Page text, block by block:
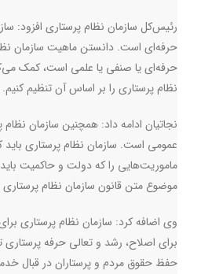
رئیس‌کل سازمان نظام پرستاری افزود:
حرفه‌ای است. دانستن ماهیت سازمان
حرفه‌ای یا صنفی یا علمی است، کمک
نظام پرستاری را بر اساس آن تنظیم کنیم.
نجاتیان ادامه داد: همچنین سازمان
عمومی است. سازمان نظام پرستاری
ماموریت‌هایی را که دولت و حاکمیت
موضوع متن قانون سازمان نظام
وی اضافه کرد: سازمان نظام پرستاری
برای اصلاح، رشد و تعالی حرفه
حفظ حقوق مردم و پرستاران در قبال